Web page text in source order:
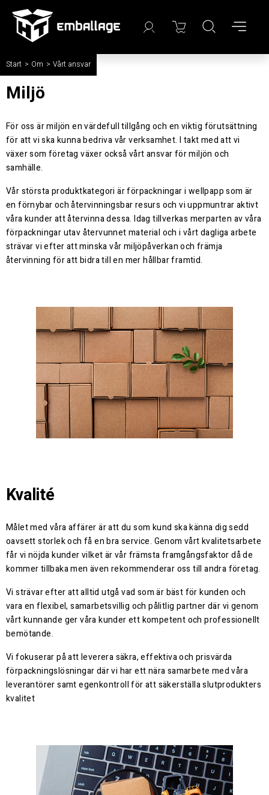
Start / Om / Vårt ansvar
Miljö
För oss är miljön en värdefull tillgång och en viktig förutsättning
för att vi ska kunna bedriva vår verksamhet. I takt med att vi
växer som företag växer också vårt ansvar för miljön och
samhälle.
Vår största produktkategori är förpackningar i wellpapp som är
en förnybar och återvinningsbar resurs och vi uppmuntrar aktivt
våra kunder att återvinna dessa. Idag tillverkas merparten av våra
förpackningar utav återvunnet material och i vårt dagliga arbete
strävar vi efter att minska vår miljöpåverkan och främja
återvinning för att bidra till en mer hållbar framtid.
Kvalité
Målet med våra affärer är att du som kund ska känna dig sedd
oavsett storlek och få en bra service. Genom vårt kvalitetsarbete
får vi nöjda kunder vilket är vår främsta framgångsfaktor då de
kommer tillbaka men även rekommenderar oss till andra företag.
Vi strävar efter att alltid utgå vad som är bäst för kunden och
vara en flexibel, samarbetsvillig och pålitlig partner där vi genom
vårt kunnande ger våra kunder ett kompetent och professionellt
bemötande.
Vi fokuserar på att leverera säkra, effektiva och prisvärda
förpackningslösningar där vi har ett nära samarbete med våra
leverantörer samt egenkontroll för att säkerställa slutprodukters
kvalitet